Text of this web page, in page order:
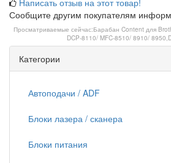
Написать отзыв на этот товар!
Сообщите другим покупателям
Просматриваемые сейчас:Барабан Content для
DCP-8110/ MFC-8510/ 8910/
Категории
Автоподачи / ADF
Блоки лазера / сканера
Блоки питания